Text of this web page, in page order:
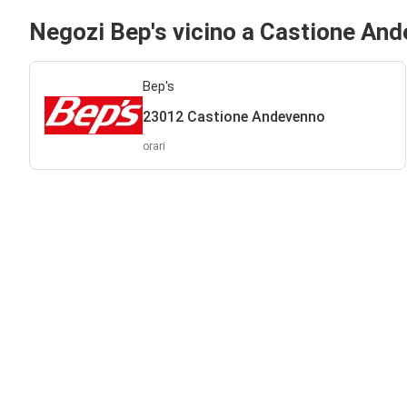
Negozi Bep's vicino a Castione
Bep's
23012 Castione Andevenno
orari